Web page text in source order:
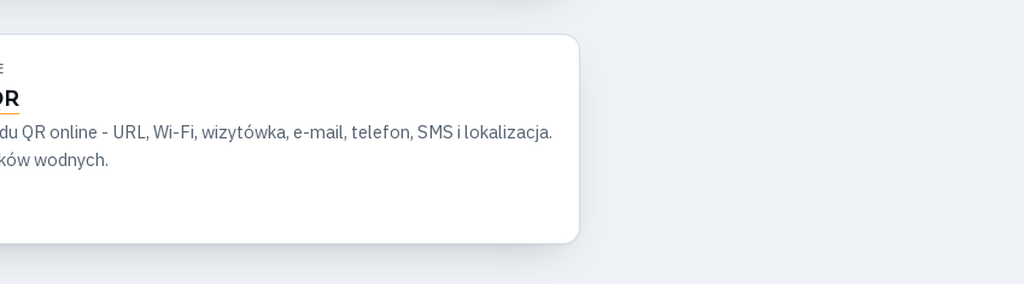
QR online - URL, Wi-Fi, wizytówka, e-mail, telefon, SMS i lokalizacja.
wodnych.